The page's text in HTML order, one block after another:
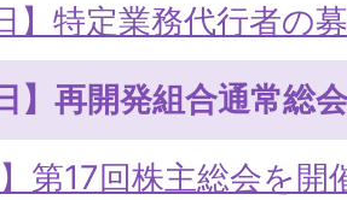
】特定業務代行者の
】再開発組合通常総
】第17回株主総会を開